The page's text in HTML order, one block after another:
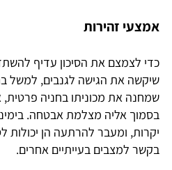
אמצעי זהירות
כדי לצמצם את הסיכון עדיף
שיקשה את הגישה לגנבים, למשל
שמחנה את מכוניתו בחניה פרטית,
בסמוך אליה מצלמת אבטחה.
יקרות, ומעבר להרתעה הן יכולות
בקשר למצבים בעייתיים אחרים.